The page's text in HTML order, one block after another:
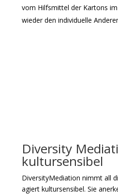
vom Hilfsmittel der Kartons
wieder den individuelle
Diversity
kultursensibel
DiversityMediation nimmt all
agiert kultursensibel. Sie